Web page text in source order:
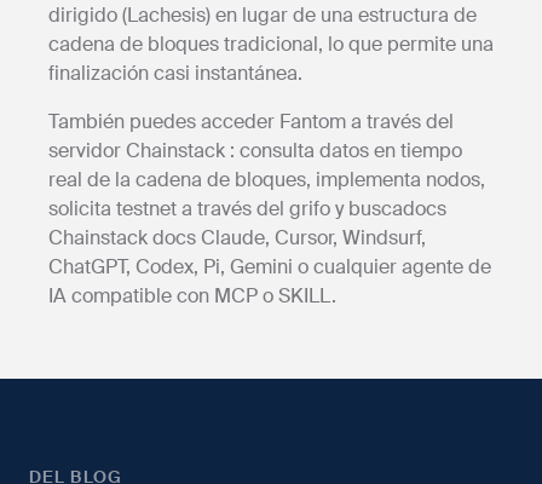
dirigido (Lachesis) en lugar de una estructura de
cadena de bloques tradicional, lo que permite una
finalización casi instantánea.
También puedes acceder Fantom a través del
servidor Chainstack : consulta datos en tiempo
real de la cadena de bloques, implementa nodos,
solicita testnet a través del grifo y buscadocs
Chainstack docs Claude, Cursor, Windsurf,
ChatGPT, Codex, Pi, Gemini o cualquier agente de
IA compatible con MCP o SKILL.
DEL BLOG